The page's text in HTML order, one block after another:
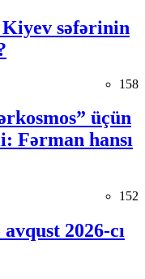
səfərinin
158
üçün
Fərman hansı
152
2026-cı